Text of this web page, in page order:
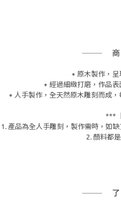
⁕ 原木製作，
⁕ 經過細緻打磨，作品
⁕ 人手製作，全天然原木雕刻而成
***
1. 產品為全人手雕刻，製作需時，如
2. 顏料都